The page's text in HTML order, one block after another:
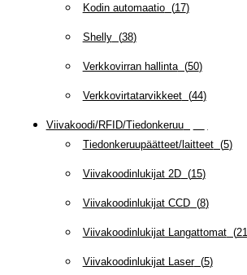
Kodin automaatio(17)
Shelly(38)
Verkkovirran hallinta(50)
Verkkovirtatarvikkeet(44)
Viivakoodi/RFID/Tiedonkeruu(
Tiedonkeruupäätteet/laitteet(5)
Viivakoodinlukijat 2D(15)
Viivakoodinlukijat CCD(8)
Viivakoodinlukijat Langattomat(21
Viivakoodinlukijat Laser(5)